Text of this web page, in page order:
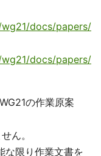
docs/papers/
docs/papers/
の作業原案
ん。
な限り作業文書を